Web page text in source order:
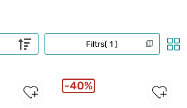
Filtrs 1
40%